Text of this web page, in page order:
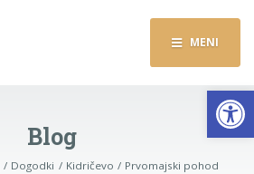
MENI
Blog
Dogodki Kidričevo
Prvomajski pohod